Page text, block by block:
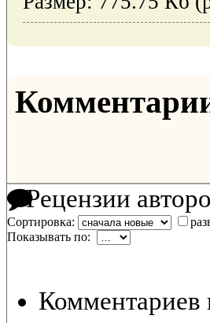
Рецензии
Сортировка:
Показывать по:
Комментариев